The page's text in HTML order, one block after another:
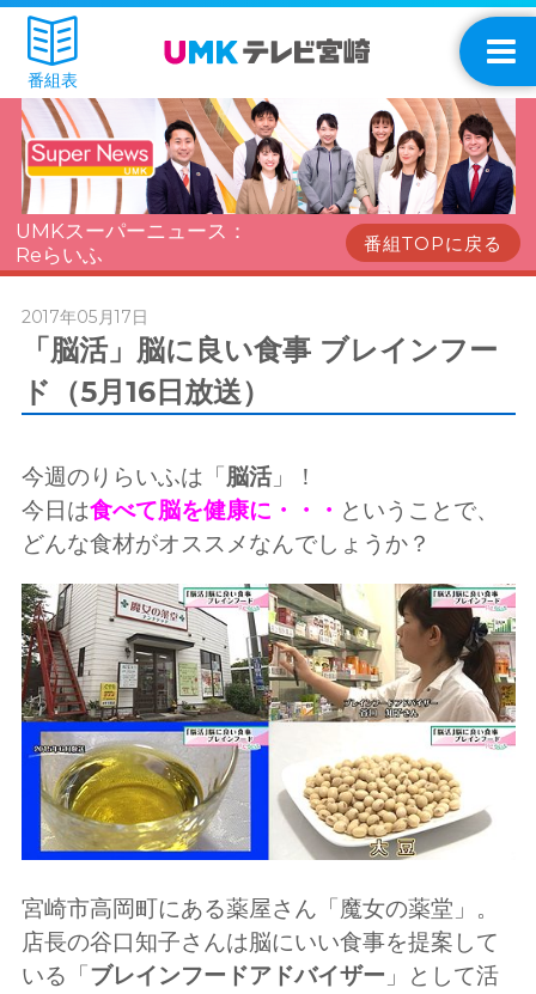
番組表
UMKスーパーニュース：
Reらいふ
番組TOPに戻る
2017年05月17日
「脳活」脳に良い食事 ブレインフー
ド（5月16日放送）
今週のりらいふは「脳活」！
今日は食べて脳を健康に・・・ ということで、
どんな食材がオススメなんでしょうか？
宮崎市高岡町にある薬屋さん「魔女の薬堂」。
店長の谷口知子さんは脳にいい食事を提案して
いる「ブレインフードアドバイザー 」として活